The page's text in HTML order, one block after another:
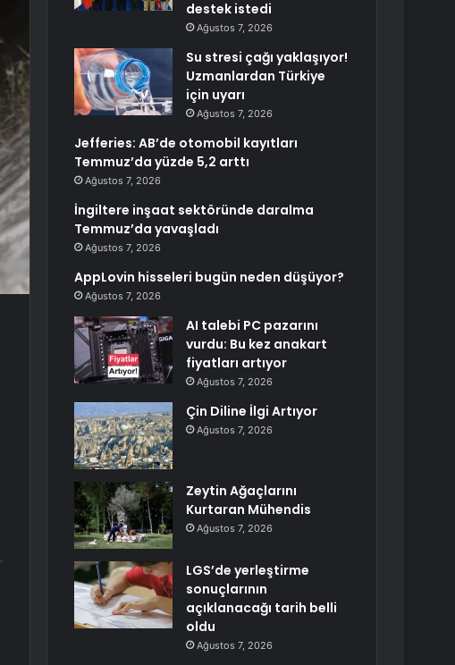
destek istedi
Ağustos 7, 2026
Su stresi çağı yaklaşıyor!
Uzmanlardan Türkiye
için uyarı
Ağustos 7, 2026
Jefferies: AB’de otomobil kayıtları
Temmuz’da yüzde 5,2 arttı
Ağustos 7, 2026
İngiltere inşaat sektöründe daralma
Temmuz’da yavaşladı
Ağustos 7, 2026
AppLovin hisseleri bugün neden düşüyor?
Ağustos 7, 2026
AI talebi PC pazarını
vurdu: Bu kez anakart
fiyatları artıyor
Ağustos 7, 2026
Çin Diline İlgi Artıyor
Ağustos 7, 2026
Zeytin Ağaçlarını
Kurtaran Mühendis
Ağustos 7, 2026
LGS’de yerleştirme
sonuçlarının
açıklanacağı tarih belli
oldu
Ağustos 7, 2026